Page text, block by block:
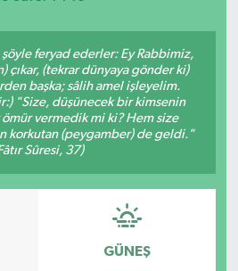
feryad ederler: Ey Rabbimiz,
çıkar, (tekrar dünyaya gönder ki)
başka; sâlih amel işleyelim.
"Size, düşünecek bir kimsenin
vermedik mi ki? Hem size
korkutan (peygamber) de geldi."
Sûresi, 37)
GÜNEŞ